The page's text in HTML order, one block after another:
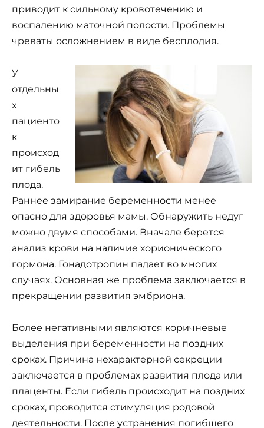
приводит к сильному кровотечению и
воспалению маточной полости. Проблемы
чреваты осложнением в виде бесплодия.
У
отдельны
х
пациенто
к
происход
ит гибель
плода.
Раннее замирание беременности менее
опасно для здоровья мамы. Обнаружить недуг
можно двумя способами. Вначале берется
анализ крови на наличие хорионического
гормона. Гонадотропин падает во многих
случаях. Основная же проблема заключается в
прекращении развития эмбриона.
Более негативными являются коричневые
выделения при беременности на поздних
сроках. Причина нехарактерной секреции
заключается в проблемах развития плода или
плаценты. Если гибель происходит на поздних
сроках, проводится стимуляция родовой
деятельности. После устранения погибшего